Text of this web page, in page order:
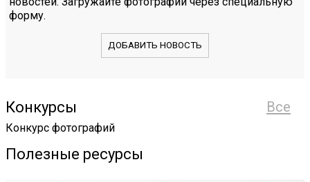
форму.
ДОБАВИТЬ НОВОСТЬ
Все
Конкурсы
Конкурс фотографий
Полезные ресурсы